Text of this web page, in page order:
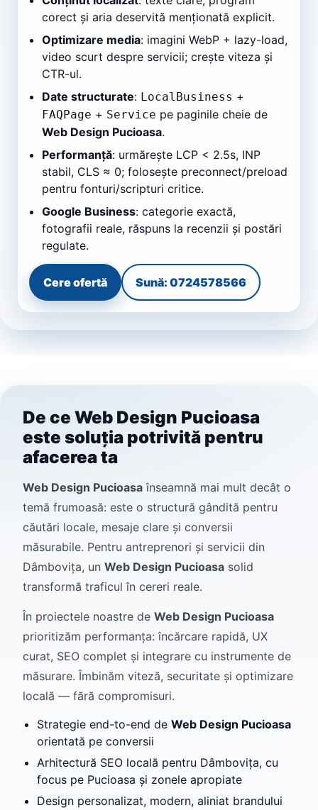
corect și aria deservită menționată explicit.
Optimizare media: imagini WebP + lazy-load,
video scurt despre servicii; crește viteza și
CTR-ul.
Date structurate: LocalBusiness +
FAQPage + Service pe paginile cheie de
Web Design Pucioasa.
Performanță: urmărește LCP < 2.5s, INP
stabil, CLS ≈ 0; folosește preconnect/preload
pentru fonturi/scripturi critice.
Google Business: categorie exactă,
fotografii reale, răspuns la recenzii și postări
regulate.
Cere ofertă Sună: 0724578566
De ce Web Design Pucioasa
este soluția potrivită pentru
afacerea ta
Web Design Pucioasa înseamnă mai mult decât o
temă frumoasă: este o structură gândită pentru
căutări locale, mesaje clare și conversii
măsurabile. Pentru antreprenori și servicii din
Dâmbovița, un Web Design Pucioasa solid
transformă traficul în cereri reale.
În proiectele noastre de Web Design Pucioasa
prioritizăm performanța: încărcare rapidă, UX
curat, SEO complet și integrare cu instrumente de
măsurare. Îmbinăm viteză, securitate și optimizare
locală — fără compromisuri.
Strategie end-to-end de Web Design Pucioasa
orientată pe conversii
Arhitectură SEO locală pentru Dâmbovița, cu
focus pe Pucioasa și zonele apropiate
Design personalizat, modern, aliniat brandului